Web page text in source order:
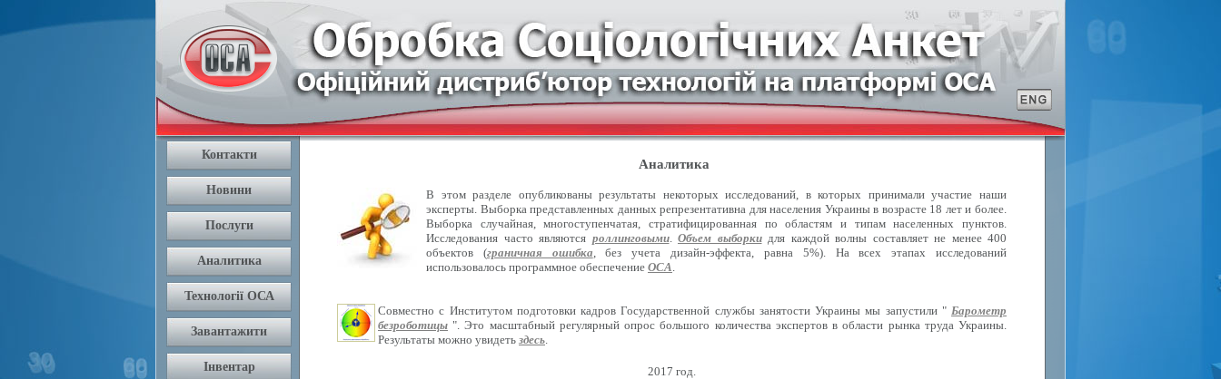
Аналитика
В этом разделе опубликованы результаты некоторых исследований, в которых принимали участие наши
эксперты. Выборка представленных данных репрезентативна для населения Украины в возрасте 18 лет и более.
Выборка случайная, многоступенчатая, стратифицированная по областям и типам населенных пунктов.
Исследования часто являются роллинговыми. Объем выборкидля каждой волны составляет не менее 400
объектов (граничная ошибка, без учета дизайн-эффекта, равна 5%). На всех этапах исследований
использовалось программное обеспечение ОСА.
Совместно с Институтом подготовки кадров Государственной службы занятости Украины мы запустили " Барометр
безроботицы ". Это масштабный регулярный опрос большого количества экспертов в области рынка труда Украины.
Результаты можно увидеть здесь.
2017 год.